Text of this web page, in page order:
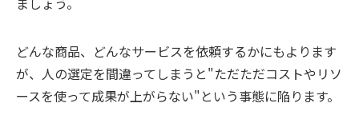
どんな商品、どんなサービスを依頼するかにもよります
が、人の選定を間違ってしまうと"ただただコストやリソ
ースを使って成果が上がらない"という事態に陥ります。